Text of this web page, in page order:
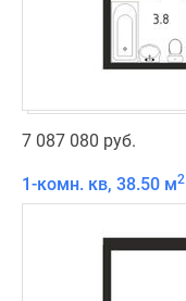
7 087 080 руб.
1-комн. кв, 38.50 м2